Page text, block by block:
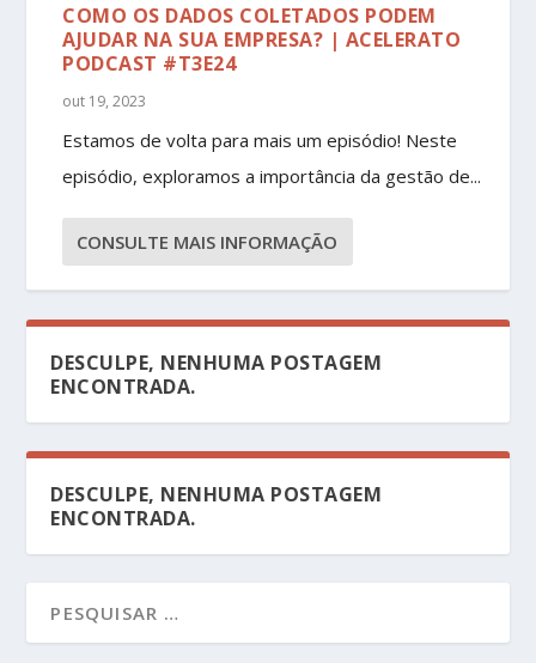
COMO OS DADOS COLETADOS PODEM
AJUDAR NA SUA EMPRESA? | ACELERATO
PODCAST #T3E24
out 19, 2023
Estamos de volta para mais um episódio! Neste
episódio, exploramos a importância da gestão de...
CONSULTE MAIS INFORMAÇÃO
DESCULPE, NENHUMA POSTAGEM
ENCONTRADA.
DESCULPE, NENHUMA POSTAGEM
ENCONTRADA.